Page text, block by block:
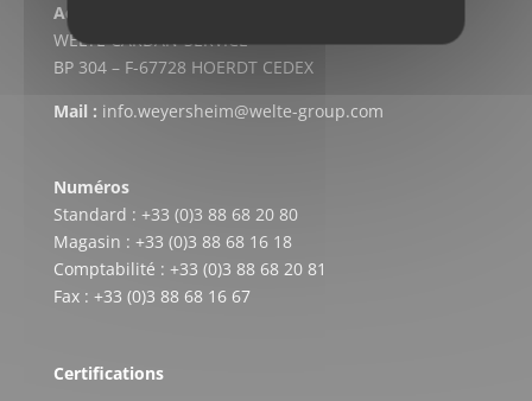
Adresse postale
WELTE CARDAN-SERVICE
BP 304 – F-67728 HOERDT CEDEX
Mail : info.weyersheim@welte-group.com
Numéros
Standard : +33 (0)3 88 68 20 80
Magasin : +33 (0)3 88 68 16 18
Comptabilité : +33 (0)3 88 68 20 81
Fax : +33 (0)3 88 68 16 67
Certifications